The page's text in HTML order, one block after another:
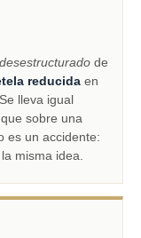
de
reducida en
lleva igual
sobre una
es un accidente:
misma idea.